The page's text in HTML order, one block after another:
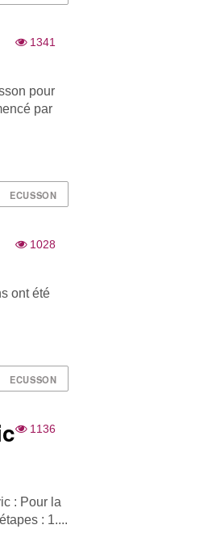
1341
pour
par
ECUSSON
1028
ont été
ECUSSON
1136
: Pour la
: 1....